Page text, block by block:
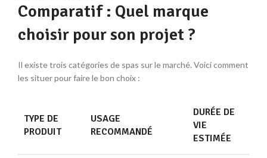
Comparatif : Quel marque
choisir pour son projet ?
Il existe trois catégories de spas sur le marché. Voici comment
les situer pour faire le bon choix :
TYPE DE
PRODUIT
USAGE
RECOMMANDÉ
DURÉE DE
VIE
ESTIMÉE